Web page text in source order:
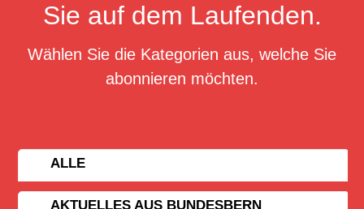
Sie auf dem Laufenden.
Wählen Sie die Kategorien aus, welche Sie
abonnieren möchten.
ALLE
AKTUELLES AUS BUNDESBERN